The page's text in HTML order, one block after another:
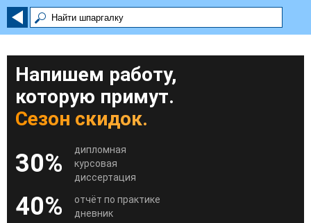
Напишем работу,
которую примут.
Сезон скидок.
30%
дипломная
курсовая
диссертация
40%
отчёт по практике
дневник